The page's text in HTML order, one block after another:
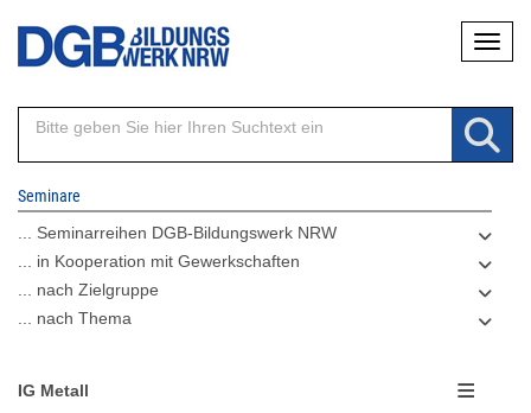
Direkt
Inhalt
Seminare
... Seminarreihen DGB-Bildungswerk NRW
... in Kooperation mit Gewerkschaften
... nach Zielgruppe
... nach Thema
IG Metall